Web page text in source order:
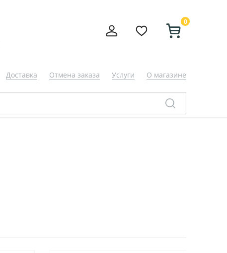
0
Доставка Отмена заказа Услуги О магазине